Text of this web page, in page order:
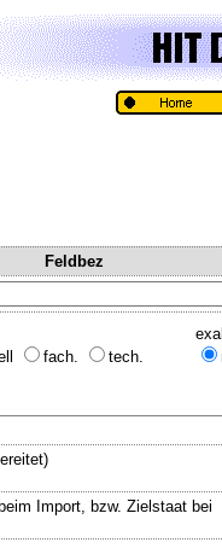
Feldbez
fach. tech.
Import, bzw. Zielstaat bei